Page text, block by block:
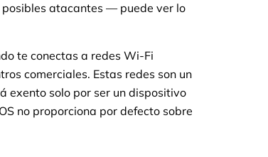
atacantes — puede ver lo
te conectas a redes Wi-Fi
comerciales. Estas redes son un
exento solo por ser un dispositivo
no proporciona por defecto sobre